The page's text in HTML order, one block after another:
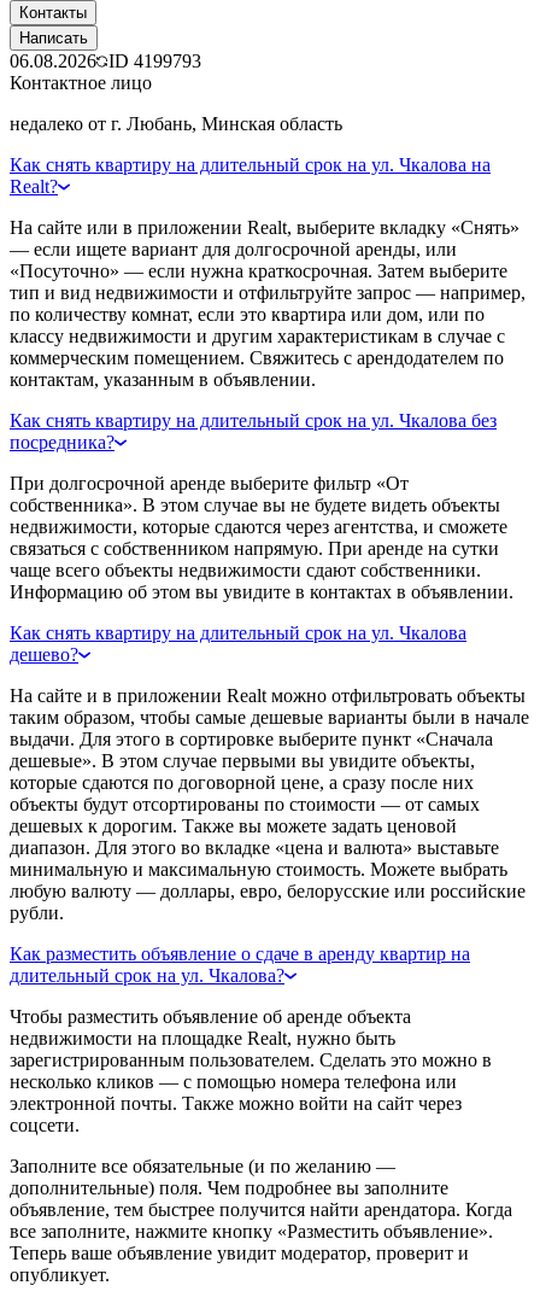
Контакты
Написать
06.08.2026 ID 4199793
Контактное лицо
недалеко от г. Любань, Минская область
Как снять квартиру на длительный срок на ул. Чкалова на
Realt?
На сайте или в приложении Realt, выберите вкладку «Снять»
— если ищете вариант для долгосрочной аренды, или
«Посуточно» — если нужна краткосрочная. Затем выберите
тип и вид недвижимости и отфильтруйте запрос — например,
по количеству комнат, если это квартира или дом, или по
классу недвижимости и другим характеристикам в случае с
коммерческим помещением. Свяжитесь с арендодателем по
контактам, указанным в объявлении.
Как снять квартиру на длительный срок на ул. Чкалова без
посредника?
При долгосрочной аренде выберите фильтр «От
собственника». В этом случае вы не будете видеть объекты
недвижимости, которые сдаются через агентства, и сможете
связаться с собственником напрямую. При аренде на сутки
чаще всего объекты недвижимости сдают собственники.
Информацию об этом вы увидите в контактах в объявлении.
Как снять квартиру на длительный срок на ул. Чкалова
дешево?
На сайте и в приложении Realt можно отфильтровать объекты
таким образом, чтобы самые дешевые варианты были в начале
выдачи. Для этого в сортировке выберите пункт «Сначала
дешевые». В этом случае первыми вы увидите объекты,
которые сдаются по договорной цене, а сразу после них
объекты будут отсортированы по стоимости — от самых
дешевых к дорогим. Также вы можете задать ценовой
диапазон. Для этого во вкладке «цена и валюта» выставьте
минимальную и максимальную стоимость. Можете выбрать
любую валюту — доллары, евро, белорусские или российские
рубли.
Как разместить объявление о сдаче в аренду квартир на
длительный срок на ул. Чкалова?
Чтобы разместить объявление об аренде объекта
недвижимости на площадке Realt, нужно быть
зарегистрированным пользователем. Сделать это можно в
несколько кликов — с помощью номера телефона или
электронной почты. Также можно войти на сайт через
соцсети.
Заполните все обязательные (и по желанию —
дополнительные) поля. Чем подробнее вы заполните
объявление, тем быстрее получится найти арендатора. Когда
все заполните, нажмите кнопку «Разместить объявление».
Теперь ваше объявление увидит модератор, проверит и
опубликует.